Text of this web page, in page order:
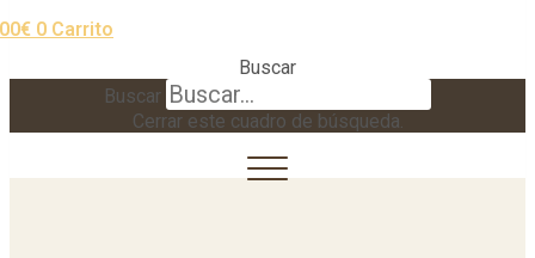
€ 0 Carrito
Buscar
Buscar
Cerrar este cuadro de búsqueda.